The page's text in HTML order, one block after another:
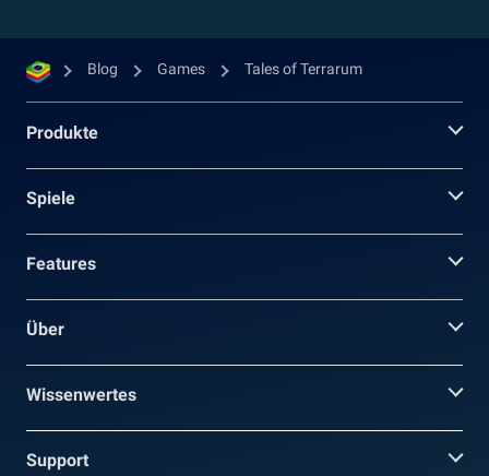
Blog Games Tales of Terrarum
Produkte
Spiele
Features
Über
Wissenwertes
Support